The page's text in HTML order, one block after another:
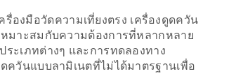
องมือวัดความเที่ยงตรง เครื่องดูดควัน
มาะสมกับความต้องการที่หลากหลาย
ะเภทต่างๆ และการทดลองทาง
วันแบบลามิเนตที่ไม่ได้มาตรฐานเพื่อ